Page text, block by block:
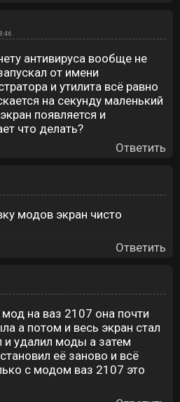
антивируса вообще не
от имени
и утилита всё равно
на секунду маленький
появляется и
что делать?
Ответить
модов экран чисто
Ответить
мод на ваз 2107 она почти
а потом и весь экран стал
и удалил моды а затем
её заново и всё
с модом ваз 2107 это